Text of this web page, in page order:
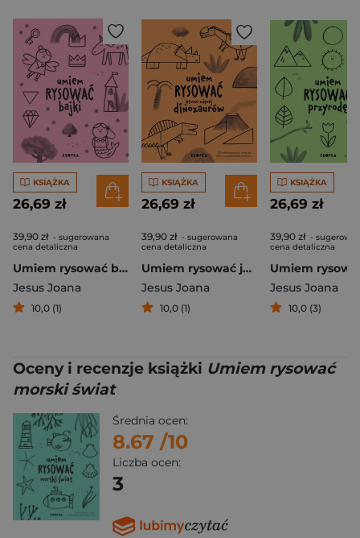
KSIĄŻKA
26,69 zł
39,90 zł - sugerowana
cena detaliczna
Umiem rysować bajki
Jesus Joana
10,0 (1)
KSIĄŻKA
26,69 zł
39,90 zł - sugerowana
cena detaliczna
Umiem rysować jeszcze więcej dinozaurów
Jesus Joana
10,0 (1)
KSIĄŻKA
26,69 zł
39,90 zł -
cena detaliczna
Jesus Joana
10,0 (3)
Oceny i recenzje książki Umiem rysować
morski świat
Średnia ocen:
8.67 /10
Liczba ocen:
3